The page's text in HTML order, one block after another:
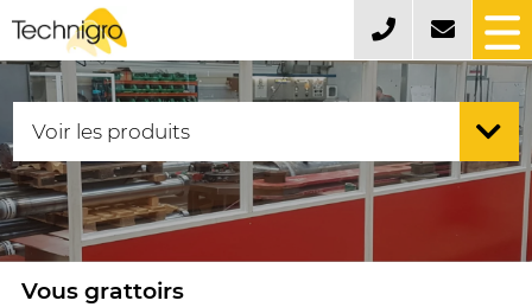
Vous grattoirs